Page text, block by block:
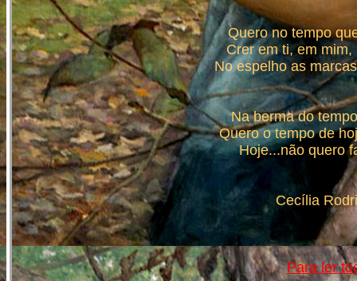
Quero no tempo
Crer em ti, em
No espelho as
Na berma do
Quero o tempo de
Hoje...não quero
Cecília
Para ler